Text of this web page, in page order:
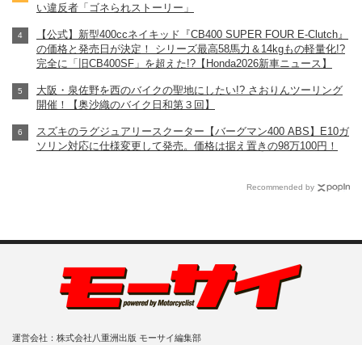
い違反者「ゴネられストーリー」
【公式】新型400ccネイキッド『CB400 SUPER FOUR E-Clutch』
の価格と発売日が決定！ シリーズ最高58馬力＆14kgもの軽量化!?
完全に「旧CB400SF」を超えた!?【Honda2026新車ニュース】
大阪・泉佐野を西のバイクの聖地にしたい!? さおりんツーリング
開催！【奥沙織のバイク日和第３回】
スズキのラグジュアリースクーター【バーグマン400 ABS】E10ガ
ソリン対応に仕様変更して発売。価格は据え置きの98万100円！
Recommended by
運営会社：株式会社八重洲出版 モーサイ編集部